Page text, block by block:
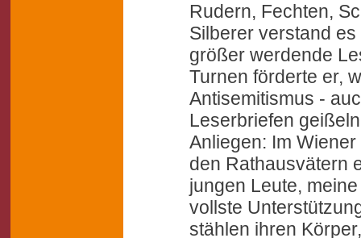
Rudern, Fechten,
Silberer verstand
größer werdende
Turnen förderte er,
Antisemitismus -
Leserbriefen
Anliegen: Im
den Rathausvätern
jungen Leute,
vollste
stählen ihren